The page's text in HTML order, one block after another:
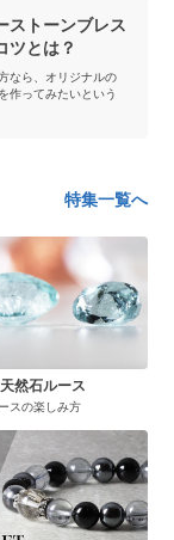
ストーンブレス
ツとは？
なら、オリジナルの
作ってみたいという
特集一覧へ
然石ルース
スの楽しみ方